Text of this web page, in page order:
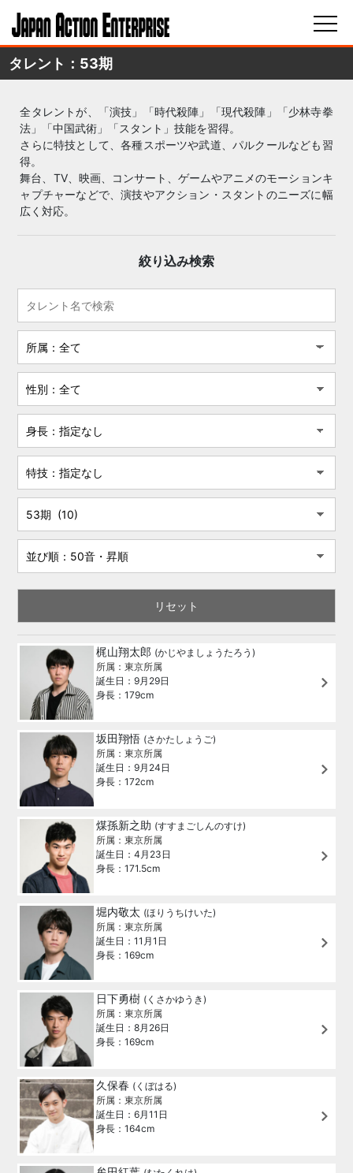
タレント：53期
全タレントが、「演技」「時代殺陣」「現代殺陣」「少林寺拳
法」「中国武術」「スタント」技能を習得。
さらに特技として、各種スポーツや武道、パルクールなども習
得。
舞台、TV、映画、コンサート、ゲームやアニメのモーションキ
ャプチャーなどで、演技やアクション・スタントのニーズに幅
広く対応。
絞り込み検索
梶山翔太郎 (かじやましょうたろう)
所属：東京所属
誕生日：9月29日
身長：179cm
坂田翔悟 (さかたしょうご)
所属：東京所属
誕生日：9月24日
身長：172cm
煤孫新之助 (すすまごしんのすけ)
所属：東京所属
誕生日：4月23日
身長：171.5cm
堀内敬太 (ほりうちけいた)
所属：東京所属
誕生日：11月1日
身長：169cm
日下勇樹 (くさかゆうき)
所属：東京所属
誕生日：8月26日
身長：169cm
久保春 (くぼはる)
所属：東京所属
誕生日：6月11日
身長：164cm